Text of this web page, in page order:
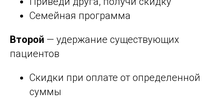
Семейная программа
Второй — удержание существующих
пациентов
Скидки при оплате от определенной
суммы